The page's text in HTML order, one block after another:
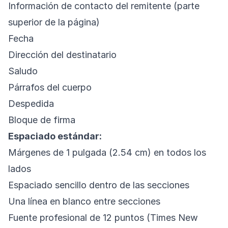
Información de contacto del remitente (parte
superior de la página)
Fecha
Dirección del destinatario
Saludo
Párrafos del cuerpo
Despedida
Bloque de firma
Espaciado estándar:
Márgenes de 1 pulgada (2.54 cm) en todos los
lados
Espaciado sencillo dentro de las secciones
Una línea en blanco entre secciones
Fuente profesional de 12 puntos (Times New